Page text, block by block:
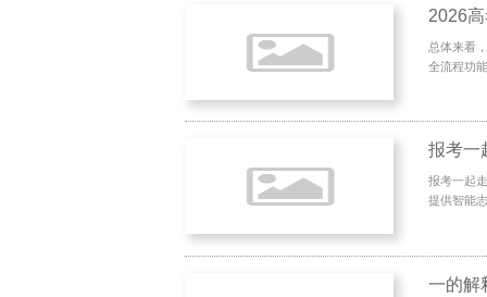
总体来看
全流程功
报考一
报考一起
提供智能
一的解